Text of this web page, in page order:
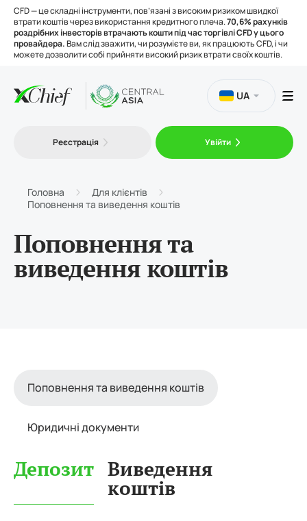
CFD — це складні інструменти, пов’язані з високим ризиком швидкої
втрати коштів через використання кредитного плеча.70,6% рахунків
роздрібних інвесторів втрачають кошти під час торгівлі CFD у цього
провайдера.Вам слід зважити, чи розумієте ви, як працюють CFD, і чи
можете дозволити собі прийняти високий ризик втрати своїх коштів.
Торгівля
Про нас
UA
Реєстрація Увійти
Головна
Для клієнтів
Поповнення та виведення коштів
Поповнення та
виведення коштів
Поповнення та виведення коштів
Юридичні документи
Депозит Виведення
коштів